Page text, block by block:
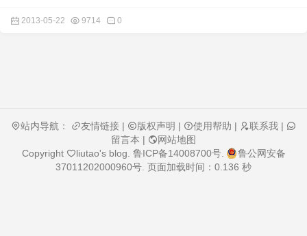
2013-05-22 9714 0
站内导航： 友情链接 | 版权声明 | 使用帮助 | 联系我 |
留言本 |
网站地图
Copyright
liutao's blog 鲁ICP备14008700号.
鲁公网安备
37011202000960号 . 页面加载时间：0.136 秒